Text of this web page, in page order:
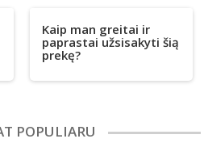
Kaip man greitai ir
paprastai užsisakyti šią
prekę?
POPULIARU